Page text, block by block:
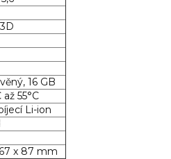
16 GB
až 55°C
Li-ion
x 87 mm